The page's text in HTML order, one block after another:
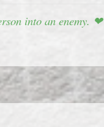
into an enemy. ❤